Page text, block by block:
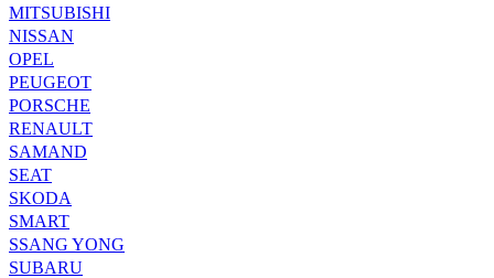
MITSUBISHI
NISSAN
OPEL
PEUGEOT
PORSCHE
RENAULT
SAMAND
SEAT
SKODA
SMART
SSANG YONG
SUBARU